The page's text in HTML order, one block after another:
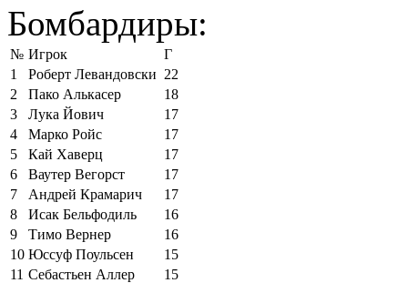
Бомбардиры:
№ Игрок
Г
1
Роберт Левандовски 22
2
Пако Алькасер
18
3
Лука Йович
17
4
Марко Ройс
17
5
Кай Хаверц
17
6
Ваутер Вегорст
17
7
Андрей Крамарич
17
8
Исак Бельфодиль
16
9
Тимо Вернер
16
10 Юссуф Поульсен
15
11 Себастьен Аллер
15